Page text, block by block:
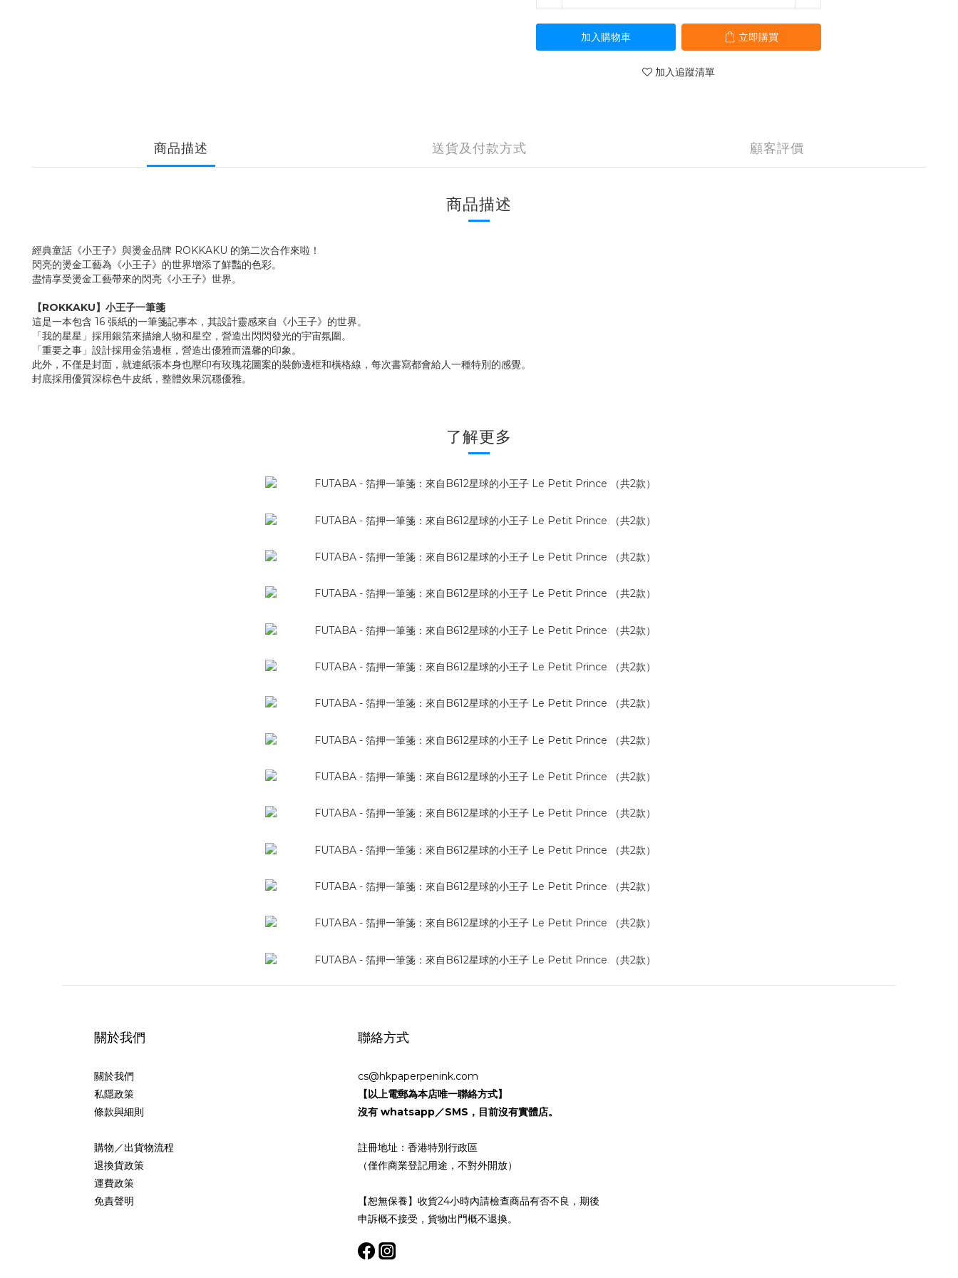
加入購物車 立即購買
加入追蹤清單
商品描述 送貨及付款方式 顧客評價
商品描述
經典童話《小王子》與燙金品牌 ROKKAKU 的第二次合作來啦！
閃亮的燙金工藝為《小王子》的世界增添了鮮豔的色彩。
盡情享受燙金工藝帶來的閃亮《小王子》世界。
【ROKKAKU】小王子一筆箋
這是一本包含 16 張紙的一筆箋記事本，其設計靈感來自《小王子》的世界。
「我的星星」採用銀箔來描繪人物和星空，營造出閃閃發光的宇宙氛圍。
「重要之事」設計採用金箔邊框，營造出優雅而溫馨的印象。
此外，不僅是封面，就連紙張本身也壓印有玫瑰花圖案的裝飾邊框和橫格線，每次書寫都會給人一種特別的感覺。
封底採用優質深棕色牛皮紙，整體效果沉穩優雅。
了解更多
關於我們
關於我們
私隱政策
條款與細則
購物／出貨物流程
退換貨政策
運費政策
免責聲明
聯絡方式
cs@hkpaperpenink.com
【以上電郵為本店唯一聯絡方式】
沒有 whatsapp／SMS，目前沒有實體店。
註冊地址：香港特別行政區
（僅作商業登記用途，不對外開放）
【恕無保養】收貨24小時內請檢查商品有否不良，期後
申訴概不接受，貨物出門概不退換。